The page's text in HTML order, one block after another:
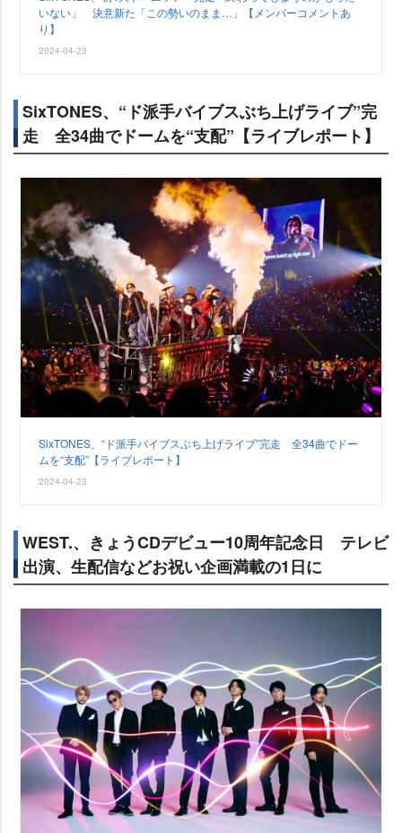
いない」 決意新た「この勢いのまま…」【メンバーコメントあ
り】
2024-04-23
SixTONES、“ド派手バイブスぶち上げライブ”完
走 全34曲でドームを“支配”【ライブレポート】
SixTONES、“ド派手バイブスぶち上げライブ”完走 全34曲でドー
ムを“支配”【ライブレポート】
2024-04-23
WEST.、きょうCDデビュー10周年記念日 テレビ
出演、生配信などお祝い企画満載の1日に